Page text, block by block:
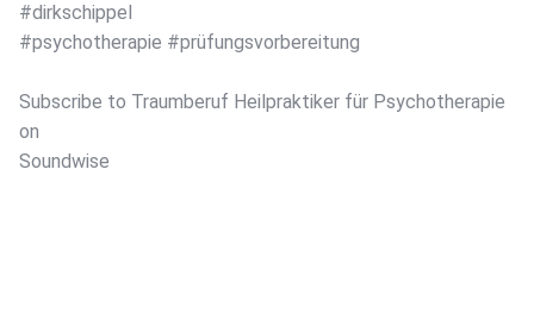
#dirkschippel
#psychotherapie #prüfungsvorbereitung
Subscribe to Traumberuf Heilpraktiker für Psychotherapie
on
Soundwise